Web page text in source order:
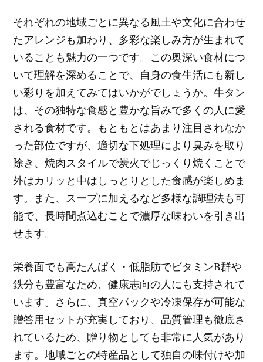
それぞれの地域ごとに異なる風土や文化に合わせ
たアレンジも加わり、多彩な楽しみ方が生まれて
いることも魅力の一つです。この奥深い食材につ
いて理解を深めることで、自身の食生活にも新し
い彩りを加えてみてはいかがでしょうか。牛タン
は、その独特な食感と豊かな旨みで多くの人に愛
される食材です。もともとはあまり注目されなか
った部位ですが、適切な下処理により臭みを取り
除き、焼肉スタイルで炭火でじっくり焼くことで
外はカリッと中はしっとりとした食感が楽しめま
す。また、スープに加えるなど多様な調理法も可
能で、長時間煮込むことで濃厚な味わいを引き出
せます。
栄養面でも高たんぱく・低脂肪でビタミンB群や
鉄分も豊富なため、健康志向の人にも支持されて
います。さらに、真空パックや冷凍保存が可能な
贈答用セットが充実しており、品質管理も徹底さ
れているため、贈り物としても非常に人気があり
ます。地域ごとの特産品として独自の味付けや加